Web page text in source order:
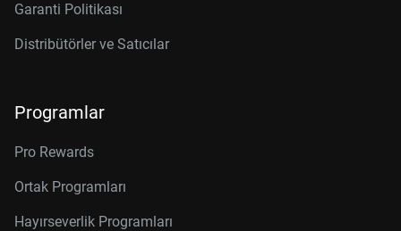
Garanti Politikası
Distribütörler ve Satıcılar
Programlar
Pro Rewards
Ortak Programları
Hayırseverlik Programları